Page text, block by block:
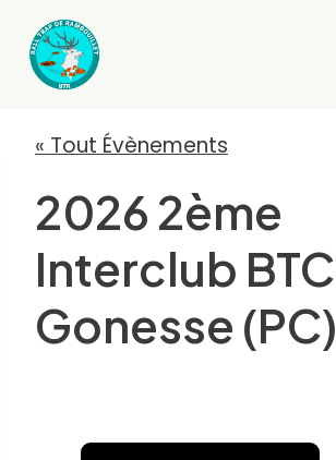
contenu
« Tout Évènements
2026 2ème
Interclub BTC
Gonesse (PC)